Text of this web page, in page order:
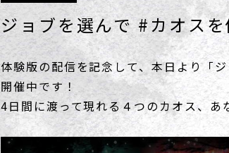
ジョブを選んで #カオス
体験版の配信を記念して、本日より「
開催中です！
4日間に渡って現れる４つのカオス、あ